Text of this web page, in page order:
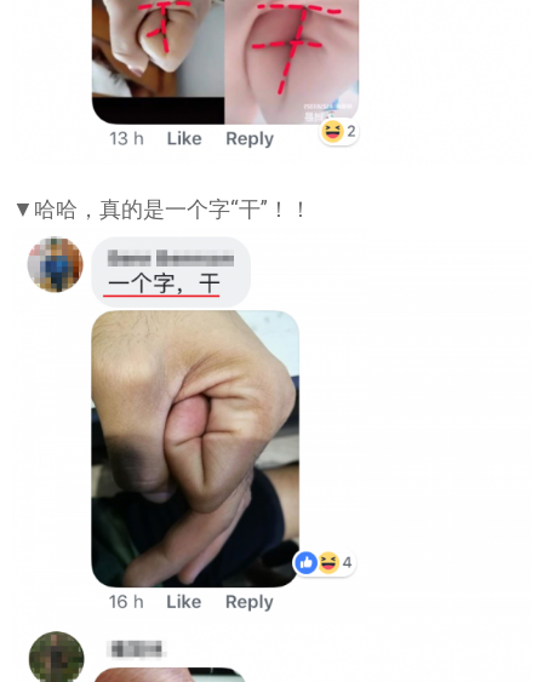
▼哈哈，真的是一个字“干”！！